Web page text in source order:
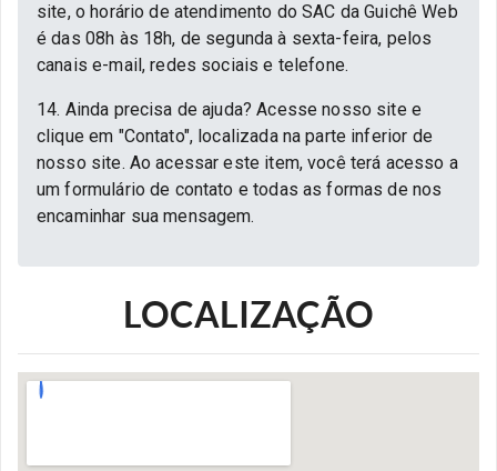
site, o horário de atendimento do SAC da Guichê Web
é das 08h às 18h, de segunda à sexta-feira, pelos
canais e-mail, redes sociais e telefone.
14. Ainda precisa de ajuda? Acesse nosso site e
clique em "Contato", localizada na parte inferior de
nosso site. Ao acessar este item, você terá acesso a
um formulário de contato e todas as formas de nos
encaminhar sua mensagem.
LOCALIZAÇÃO